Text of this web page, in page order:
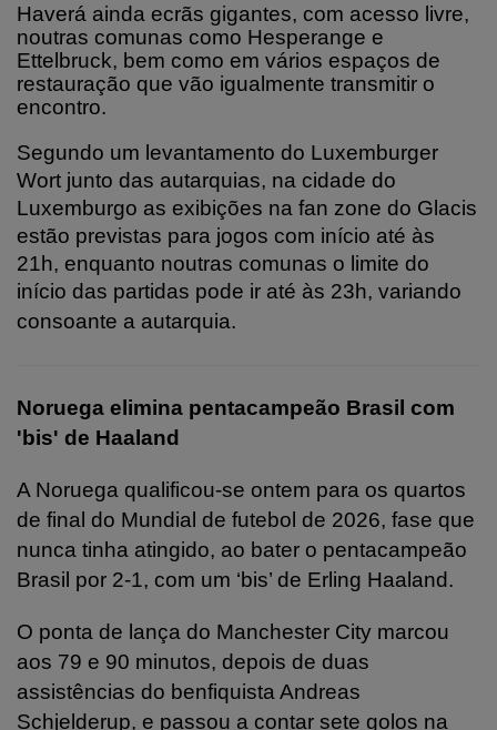
Haverá ainda ecrãs gigantes, com acesso livre,
noutras comunas como Hesperange e
Ettelbruck, bem como em vários espaços de
restauração que vão igualmente transmitir o
encontro.
Segundo um levantamento do Luxemburger
Wort junto das autarquias, na cidade do
Luxemburgo as exibições na fan zone do Glacis
estão previstas para jogos com início até às
21h, enquanto noutras comunas o limite do
início das partidas pode ir até às 23h, variando
consoante a autarquia.
Noruega elimina pentacampeão Brasil com
'bis' de Haaland
A Noruega qualificou-se ontem para os quartos
de final do Mundial de futebol de 2026, fase que
nunca tinha atingido, ao bater o pentacampeão
Brasil por 2-1, com um ‘bis’ de Erling Haaland.
O ponta de lança do Manchester City marcou
aos 79 e 90 minutos, depois de duas
assistências do benfiquista Andreas
Schjelderup, e passou a contar sete golos na